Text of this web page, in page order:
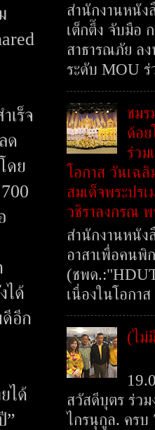
เร็จ
ด
ดย
ได้
อีก
ได้
”
สำนักงานหนั
เต็กตึ๊ง จับมือ
สาธารณภัย ล
ระดับ MOU ร่
ชมร
ด้อ
ร่วม
โอกาส วันเฉ
สมเด็จพระปร
วชิราลงกรณ พ
สำนักงานหนั
อาสาเพื่อคนพิ
(ชพด
เนื่องในโอกา
(ไม่
สวัสดีบุตร ร่ว
ไกรนุกูล. ค